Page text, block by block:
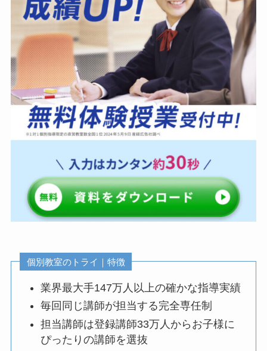
個別教室のトライ｜特徴
業界最大手147万人以上の確かな指導実績
毎回同じ講師が担当する完全専任制
担当講師は登録講師33万人からお子様に
ぴったりの講師を選抜